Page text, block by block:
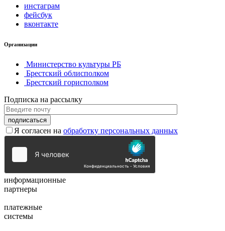
инстаграм
фейсбук
вконтакте
Организации
Министерство культуры РБ
Брестский облисполком
Брестский горисполком
Подписка на рассылку
Я согласен на обработку персональных данных
информационные
партнеры
платежные
системы